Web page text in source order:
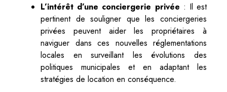
L’intérêt d’une conciergerie privée : Il est
pertinent de souligner que les conciergeries
privées peuvent aider les propriétaires à
naviguer dans ces nouvelles réglementations
locales en surveillant les évolutions des
politiques municipales et en adaptant les
stratégies de location en conséquence.